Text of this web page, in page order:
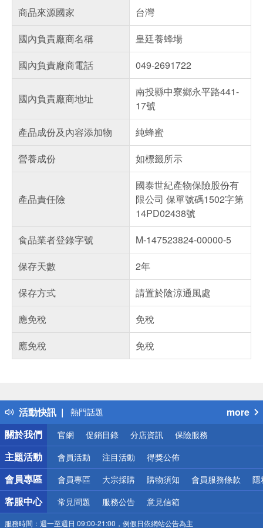
商品來源國家
台灣
國內負責廠商名稱
皇廷養蜂場
國內負責廠商電話
049-2691722
國內負責廠商地址
南投縣中寮鄉永平路441-
17號
產品成份及內容添加物
純蜂蜜
營養成份
如標籤所示
產品責任險
國泰世紀產物保險股份有
限公司 保單號碼1502字第
14PD02438號
食品業者登錄字號
M-147523824-00000-5
保存天數
2年
保存方式
請置於陰涼通風處
應免稅
免稅
應免稅
免稅
活動快訊
得獎公告
熱門話題
銀行優惠
偏遠地區配送
詐騙網頁！請小心！
more
關於我們
官網 促銷目錄 分店資訊 保險服務
主題活動 會員活動 注目活動 得獎公佈
會員專區 會員專區 大宗採購 購物須知 會員服務條款 隱
客服中心 常見問題 服務公告 意見信箱
服務時間： 週一至週日 09:00-21:00，例假日依網站公告為主